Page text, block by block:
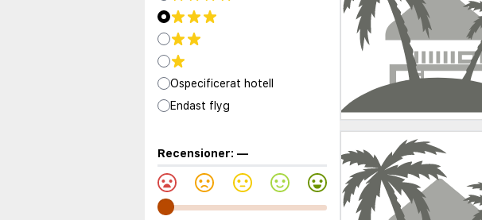
Ospecificerat hotell
Endast flyg
Recensioner: —